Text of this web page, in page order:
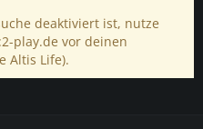
deaktiviert ist, nutze
play.de vor deinen
Altis Life).